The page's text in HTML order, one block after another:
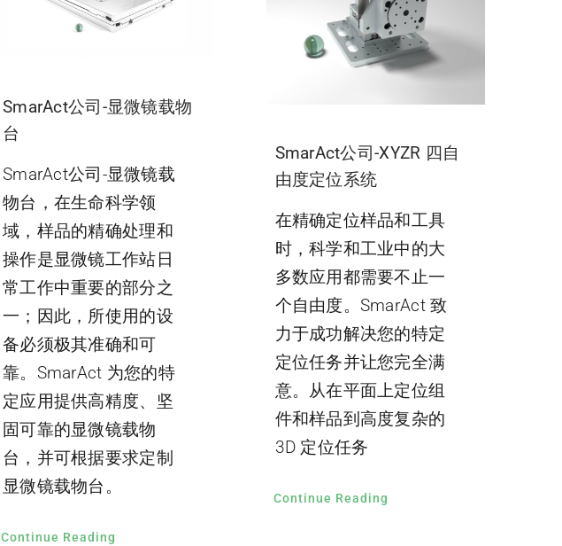
SmarAct公司-显微镜载物
台
SmarAct公司-显微镜载
物台，在生命科学领
域，样品的精确处理和
操作是显微镜工作站日
常工作中重要的部分之
一；因此，所使用的设
备必须极其准确和可
靠。SmarAct 为您的特
定应用提供高精度、坚
固可靠的显微镜载物
台，并可根据要求定制
显微镜载物台。
Continue Reading
SmarAct公司-XYZR 四自
由度定位系统
在精确定位样品和工具
时，科学和工业中的大
多数应用都需要不止一
个自由度。SmarAct 致
力于成功解决您的特定
定位任务并让您完全满
意。从在平面上定位组
件和样品到高度复杂的
3D 定位任务
Continue Reading